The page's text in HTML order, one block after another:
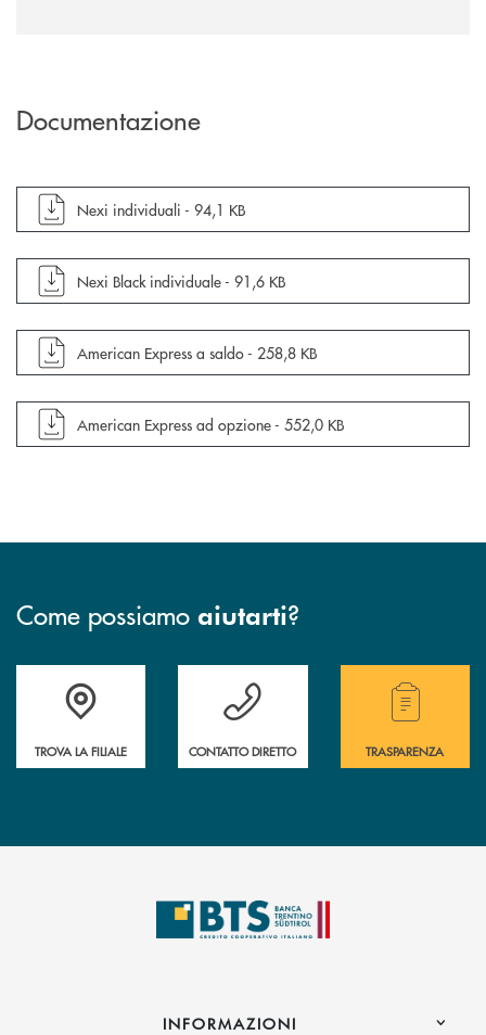
Documentazione
apre documento in una nuova finestra
Nexi individuali - 94,1 KB
apre documento in una nuova finestra
Nexi Black individuale - 91,6 KB
apre documento in una nuova finestra
American Express a saldo - 258,8 KB
apre documento in una nuova finestra
American Express ad opzione - 552,0 KB
Come possiamo aiutarti?
Accedi all' elenco completo delle filiali.
TROVA LA FILIALE
Hai bisogno di assistenza immediata?
CONTATTO DIRETTO
Hai bisogno di
TRASPARENZA
INFORMAZIONI